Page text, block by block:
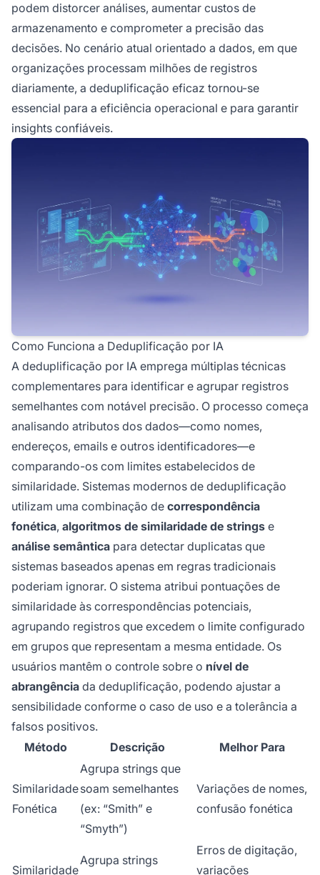
podem distorcer análises, aumentar custos de
armazenamento e comprometer a precisão das
decisões. No cenário atual orientado a dados, em que
organizações processam milhões de registros
diariamente, a deduplificação eficaz tornou-se
essencial para a eficiência operacional e para garantir
insights confiáveis.
Como Funciona a Deduplificação por IA
A deduplificação por IA emprega múltiplas técnicas
complementares para identificar e agrupar registros
semelhantes com notável precisão. O processo começa
analisando atributos dos dados—como nomes,
endereços, emails e outros identificadores—e
comparando-os com limites estabelecidos de
similaridade. Sistemas modernos de deduplificação
utilizam uma combinação de correspondência
fonética, algoritmos de similaridade de strings e
análise semântica para detectar duplicatas que
sistemas baseados apenas em regras tradicionais
poderiam ignorar. O sistema atribui pontuações de
similaridade às correspondências potenciais,
agrupando registros que excedem o limite configurado
em grupos que representam a mesma entidade. Os
usuários mantêm o controle sobre o nível de
abrangência da deduplificação, podendo ajustar a
sensibilidade conforme o caso de uso e a tolerância a
falsos positivos.
Método
Descrição Melhor Para
Similaridade
Fonética
Agrupa strings que
soam semelhantes
(ex: “Smith” e
“Smyth”)
Variações de nomes,
confusão fonética
Similaridade
Agrupa strings
Erros de digitação,
variações